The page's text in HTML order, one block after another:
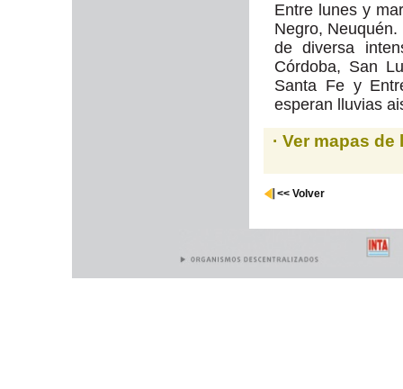
Entre lunes y
Negro,
de diversa
Córdoba, San
Santa Fe y
esperan lluvias
· Ver mapas
<< Volver